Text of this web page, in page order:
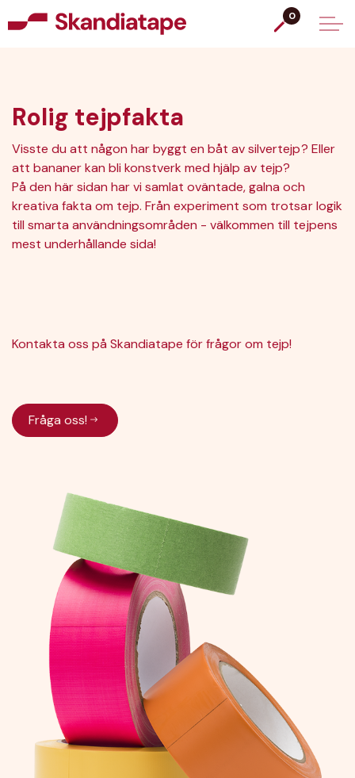
0
Rolig tejpfakta
Visste du att någon har byggt en båt av silvertejp? Eller
att bananer kan bli konstverk med hjälp av tejp?
På den här sidan har vi samlat oväntade, galna och
kreativa fakta om tejp. Från experiment som trotsar logik
till smarta användningsområden - välkommen till tejpens
mest underhållande sida!
Kontakta oss på Skandiatape för frågor om tejp!
Fråga oss!